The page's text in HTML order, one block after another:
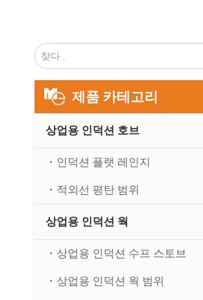
제품 카테고리
상업용 인덕션 호브
인덕션 플랫 레인지
적외선 평탄 범위
상업용 인덕션 웍
상업용 인덕션 수프 스토브
상업용 인덕션 웍 범위